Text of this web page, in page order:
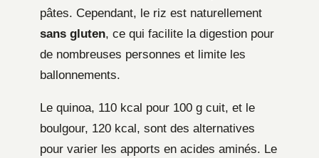
pâtes. Cependant, le riz est naturellement
sans gluten, ce qui facilite la digestion pour
de nombreuses personnes et limite les
ballonnements.
Le quinoa, 110 kcal pour 100 g cuit, et le
boulgour, 120 kcal, sont des alternatives
pour varier les apports en acides aminés. Le